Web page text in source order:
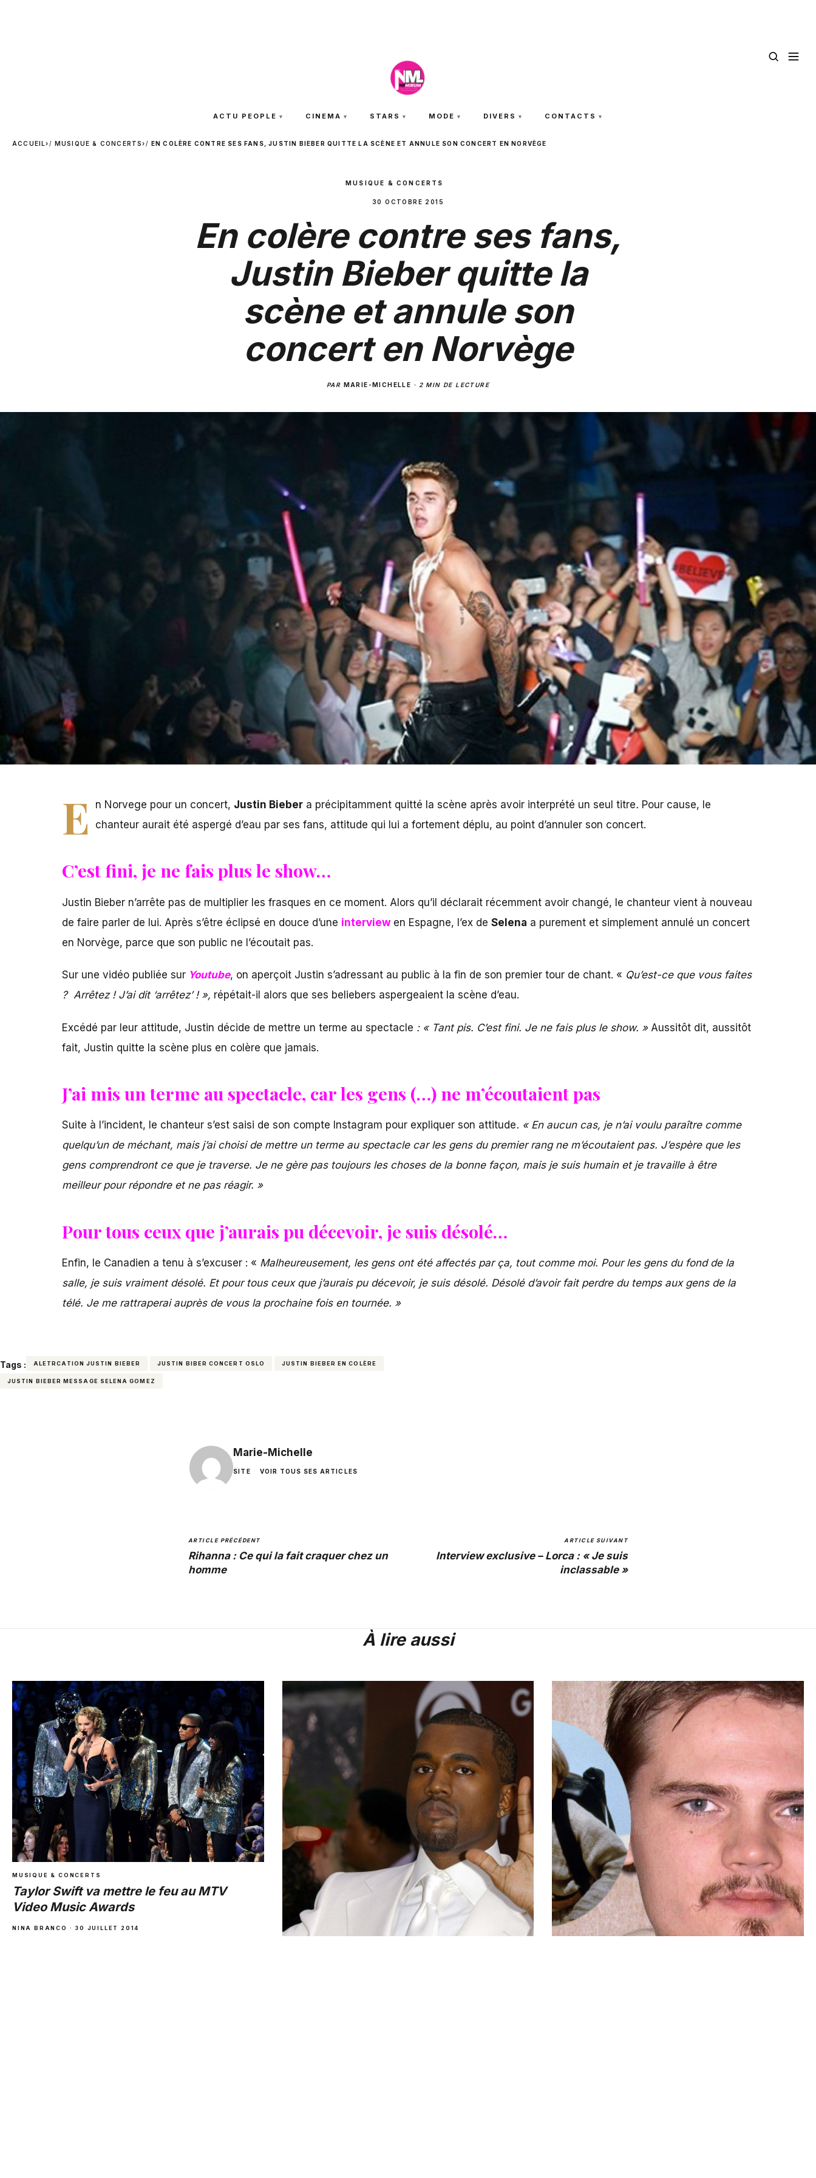
ACTU PEOPLE CINEMA STARS MODE DIVERS CONTACTS
ACCUEIL› MUSIQUE & CONCERTS› EN COLÈRE CONTRE SES FANS, JUSTIN BIEBER QUITTE LA SCÈNE ET ANNULE SON CONCERT EN NORVÈGE
MUSIQUE & CONCERTS
30 OCTOBRE 2015
En colère contre ses fans,
Justin Bieber quitte la
scène et annule son
concert en Norvège
PAR MARIE-MICHELLE · 2 MIN DE LECTURE
E n Norvege pour un concert, Justin Biebera précipitamment quitté la scène après avoir interprété un seul titre. Pour cause, le
chanteur aurait été aspergé d’eau par ses fans, attitude qui lui a fortement déplu, au point d’annuler son concert.
C’est fini, je ne fais plus le show…
Justin Bieber n’arrête pas de multiplier les frasques en ce moment. Alors qu’il déclarait récemment avoir changé, le chanteur vient à nouveau
de faire parler de lui. Après s’être éclipsé en douce d’une interview en Espagne, l’ex de Selena a purement et simplement annulé un concert
en Norvège, parce que son public ne l’écoutait pas.
Sur une vidéo publiée sur Youtube, on aperçoit Justin s’adressant au public à la fin de son premier tour de chant. « Qu’est-ce que vous faites
? Arrêtez ! J’ai dit ‘arrêtez’ ! », répétait-il alors que ses beliebers aspergeaient la scène d’eau.
Excédé par leur attitude, Justin décide de mettre un terme au spectacle : « Tant pis. C’est fini. Je ne fais plus le show. » Aussitôt dit, aussitôt
fait, Justin quitte la scène plus en colère que jamais.
J’ai mis un terme au spectacle, car les gens (…) ne m’écoutaient pas
Suite à l’incident, le chanteur s’est saisi de son compte Instagram pour expliquer son attitude. « En aucun cas, je n’ai voulu paraître comme
quelqu’un de méchant, mais j’ai choisi de mettre un terme au spec­tacle car les gens du premier rang ne m’écou­taient pas. J’espère que les
gens compren­dront ce que je traverse. Je ne gère pas toujours les choses de la bonne façon, mais je suis humain et je travaille à être
meilleur pour répondre et ne pas réagir. »
Pour tous ceux que j’aurais pu décevoir, je suis désolé…
Enfin, le Canadien a tenu à s’excuser : « Malheu­reu­se­ment, les gens ont été affec­tés par ça, tout comme moi. Pour les gens du fond de la
salle, je suis vraiment désolé. Et pour tous ceux que j’aurais pu déce­voir, je suis désolé. Désolé d’avoir fait perdre du temps aux gens de la
télé. Je me rattra­pe­rai auprès de vous la prochaine fois en tournée. »
Tags : ALETRCATION JUSTIN BIEBER JUSTIN BIBER CONCERT OSLO JUSTIN BIEBER EN COLÈRE
JUSTIN BIEBER MESSAGE SELENA GOMEZ
Marie-Michelle
SITE VOIR TOUS SES ARTICLES
ARTICLE PRÉCÉDENT
Rihanna : Ce qui la fait craquer chez un
homme
ARTICLE SUIVANT
Interview exclusive – Lorca : « Je suis
inclassable »
À lire aussi
MUSIQUE & CONCERTS
Taylor Swift va mettre le feu au MTV
Video Music Awards
NINA BRANCO · 30 JUILLET 2014